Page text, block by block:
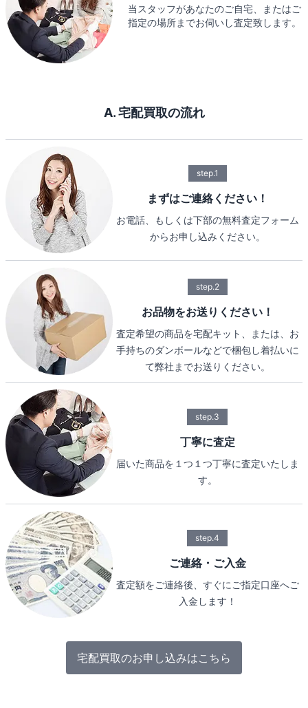
当スタッフがあなたのご自宅、またはご
指定の場所までお伺いし査定致します。
A. 宅配買取の流れ
step.1
まずはご連絡ください！
お電話、もしくは下部の無料査定フォーム
からお申し込みください。
step.2
お品物をお送りください！
査定希望の商品を宅配キット、または、お
手持ちのダンボールなどで梱包し着払いに
て弊社までお送りください。
step.3
丁寧に査定
届いた商品を１つ１つ丁寧に査定いたしま
す。
step.4
ご連絡・ご入金
査定額をご連絡後、すぐにご指定口座へご
入金します！
宅配買取のお申し込みはこちら